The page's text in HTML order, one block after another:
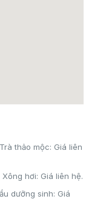
thảo mộc: Giá liên
hơi: Giá liên hệ.
dưỡng sinh: Giá